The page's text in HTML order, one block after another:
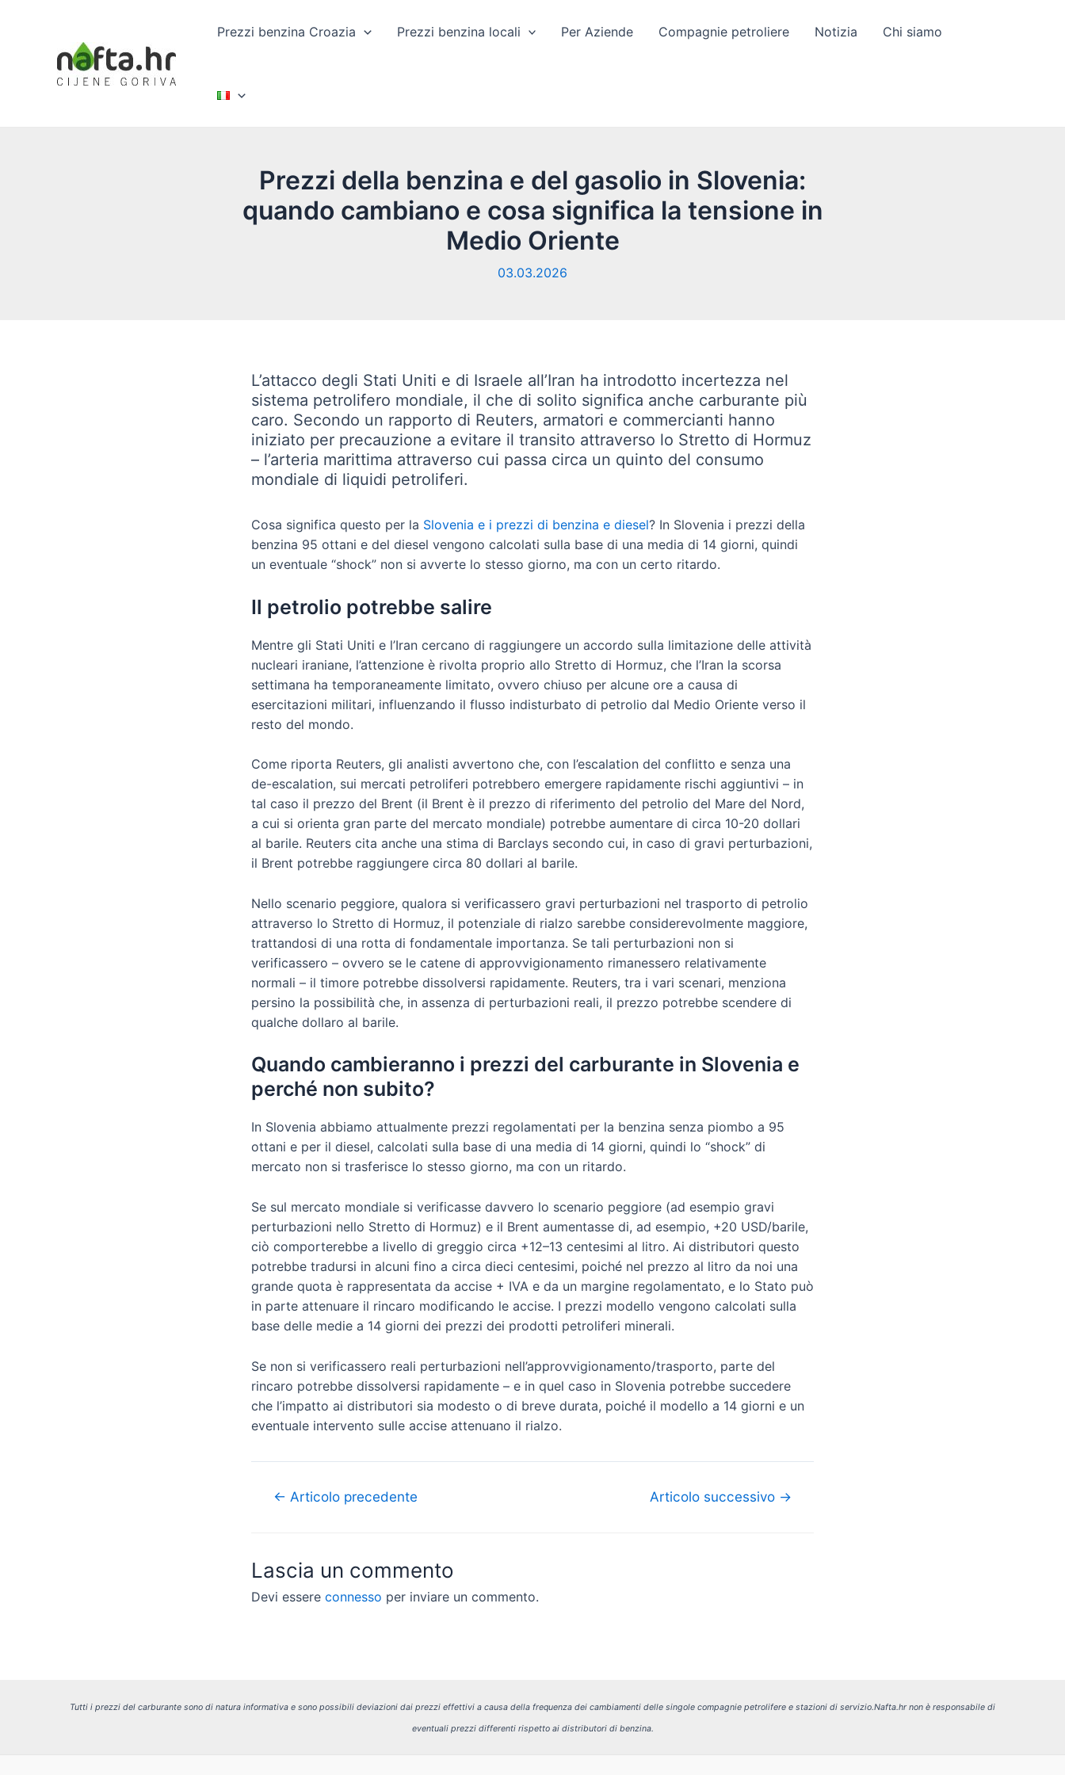
Prezzi benzina Croazia Prezzi benzina locali Per Aziende Compagnie petroliere Notizia Chi siamo
Prezzi della benzina e del gasolio in Slovenia:
quando cambiano e cosa significa la tensione in
Medio Oriente
03.03.2026
L’attacco degli Stati Uniti e di Israele all’Iran ha introdotto incertezza nel
sistema petrolifero mondiale, il che di solito significa anche carburante più
caro. Secondo un rapporto di Reuters, armatori e commercianti hanno
iniziato per precauzione a evitare il transito attraverso lo Stretto di Hormuz
– l’arteria marittima attraverso cui passa circa un quinto del consumo
mondiale di liquidi petroliferi.
Cosa significa questo per la Slovenia e i prezzi di benzina e diesel? In Slovenia i prezzi della
benzina 95 ottani e del diesel vengono calcolati sulla base di una media di 14 giorni, quindi
un eventuale “shock” non si avverte lo stesso giorno, ma con un certo ritardo.
Il petrolio potrebbe salire
Mentre gli Stati Uniti e l’Iran cercano di raggiungere un accordo sulla limitazione delle attività
nucleari iraniane, l’attenzione è rivolta proprio allo Stretto di Hormuz, che l’Iran la scorsa
settimana ha temporaneamente limitato, ovvero chiuso per alcune ore a causa di
esercitazioni militari, influenzando il flusso indisturbato di petrolio dal Medio Oriente verso il
resto del mondo.
Come riporta Reuters, gli analisti avvertono che, con l’escalation del conflitto e senza una
de-escalation, sui mercati petroliferi potrebbero emergere rapidamente rischi aggiuntivi – in
tal caso il prezzo del Brent (il Brent è il prezzo di riferimento del petrolio del Mare del Nord,
a cui si orienta gran parte del mercato mondiale) potrebbe aumentare di circa 10-20 dollari
al barile. Reuters cita anche una stima di Barclays secondo cui, in caso di gravi perturbazioni,
il Brent potrebbe raggiungere circa 80 dollari al barile.
Nello scenario peggiore, qualora si verificassero gravi perturbazioni nel trasporto di petrolio
attraverso lo Stretto di Hormuz, il potenziale di rialzo sarebbe considerevolmente maggiore,
trattandosi di una rotta di fondamentale importanza. Se tali perturbazioni non si
verificassero – ovvero se le catene di approvvigionamento rimanessero relativamente
normali – il timore potrebbe dissolversi rapidamente. Reuters, tra i vari scenari, menziona
persino la possibilità che, in assenza di perturbazioni reali, il prezzo potrebbe scendere di
qualche dollaro al barile.
Quando cambieranno i prezzi del carburante in Slovenia e
perché non subito?
In Slovenia abbiamo attualmente prezzi regolamentati per la benzina senza piombo a 95
ottani e per il diesel, calcolati sulla base di una media di 14 giorni, quindi lo “shock” di
mercato non si trasferisce lo stesso giorno, ma con un ritardo.
Se sul mercato mondiale si verificasse davvero lo scenario peggiore (ad esempio gravi
perturbazioni nello Stretto di Hormuz) e il Brent aumentasse di, ad esempio, +20 USD/barile,
ciò comporterebbe a livello di greggio circa +12–13 centesimi al litro. Ai distributori questo
potrebbe tradursi in alcuni fino a circa dieci centesimi, poiché nel prezzo al litro da noi una
grande quota è rappresentata da accise + IVA e da un margine regolamentato, e lo Stato può
in parte attenuare il rincaro modificando le accise. I prezzi modello vengono calcolati sulla
base delle medie a 14 giorni dei prezzi dei prodotti petroliferi minerali.
Se non si verificassero reali perturbazioni nell’approvvigionamento/trasporto, parte del
rincaro potrebbe dissolversi rapidamente – e in quel caso in Slovenia potrebbe succedere
che l’impatto ai distributori sia modesto o di breve durata, poiché il modello a 14 giorni e un
eventuale intervento sulle accise attenuano il rialzo.
Navigazione
← Articolo precedente Articolo successivo →
Lascia un commento
Devi essere connesso per inviare un commento.
Tutti i prezzi del carburante sono di natura informativa e sono possibili deviazioni dai prezzi effettivi a causa della frequenza dei cambiamenti delle singole compagnie petrolifere e stazioni di servizio.Nafta.hr non è responsabile di
eventuali prezzi differenti rispetto ai distributori di benzina.